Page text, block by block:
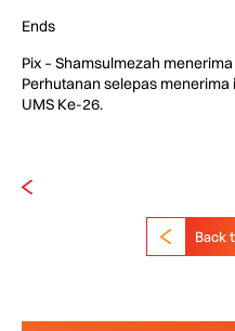
Ends
Pix – Shamsulmezah
Perhutanan selepas
UMS Ke-26.
Back